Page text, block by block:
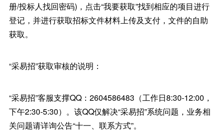
册/投标人找回密码)，点击“我要获取”找到相应的项目进行
登记，并进行获取招标文件材料上传及支付，文件的自助
获取。
“采易招”获取审核的说明：
“采易招”客服支撑QQ：2604586483（工作日8:30-12:00，
下午2:30-5:30）。该QQ仅解决“采易招”系统问题，业务相
关问题请详询公告“十一、联系方式”。